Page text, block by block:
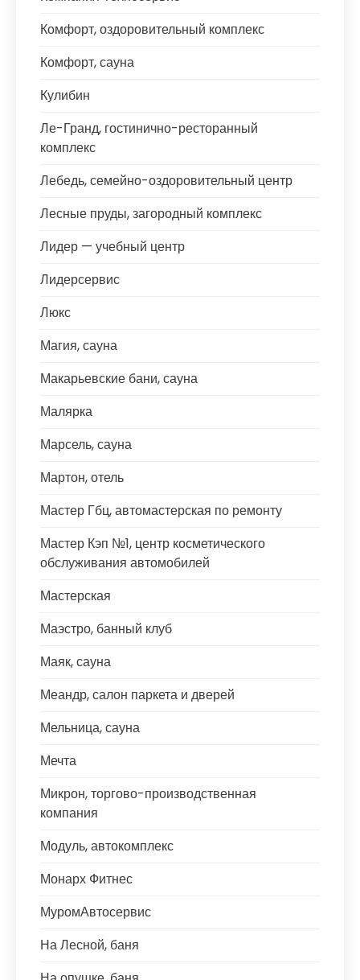
Комфорт, оздоровительный комплекс
Комфорт, сауна
Кулибин
Ле-Гранд, гостинично-ресторанный
комплекс
Лебедь, семейно-оздоровительный центр
Лесные пруды, загородный комплекс
Лидер — учебный центр
Лидерсервис
Люкс
Магия, сауна
Макарьевские бани, сауна
Малярка
Марсель, сауна
Мартон, отель
Мастер Гбц, автомастерская по ремонту
Мастер Кэп №1, центр косметического
обслуживания автомобилей
Мастерская
Маэстро, банный клуб
Маяк, сауна
Меандр, салон паркета и дверей
Мельница, сауна
Мечта
Микрон, торгово-производственная
компания
Модуль, автокомплекс
Монарх Фитнес
МуромАвтосервис
На Лесной, баня